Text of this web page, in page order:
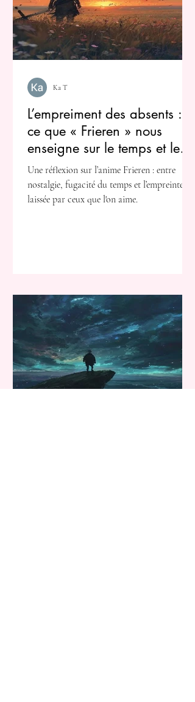
L’empreiment des absents :
ce que « Frieren » nous
enseigne sur le temps et le
regret
Une réflexion sur l’anime Frieren : entre
nostalgie, fugacité du temps et l’empreinte
laissée par ceux que l'on aime.
Ka T